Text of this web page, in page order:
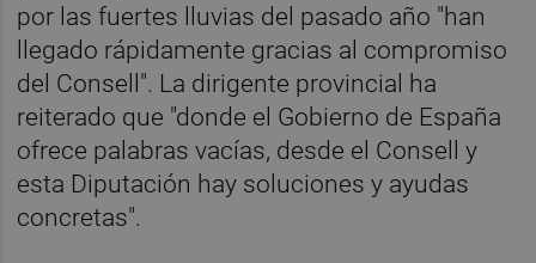
por las fuertes lluvias del pasado año "han
llegado rápidamente gracias al compromiso
del Consell". La dirigente provincial ha
reiterado que "donde el Gobierno de España
ofrece palabras vacías, desde el Consell y
esta Diputación hay soluciones y ayudas
concretas".